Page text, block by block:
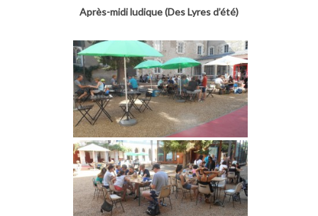
Après-midi ludique (Des Lyres d’été)